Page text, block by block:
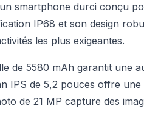
smartphone durci conçu
IP68 et son design
les plus exigeantes.
de 5580 mAh garantit une
IPS de 5,2 pouces offre
de 21 MP capture des